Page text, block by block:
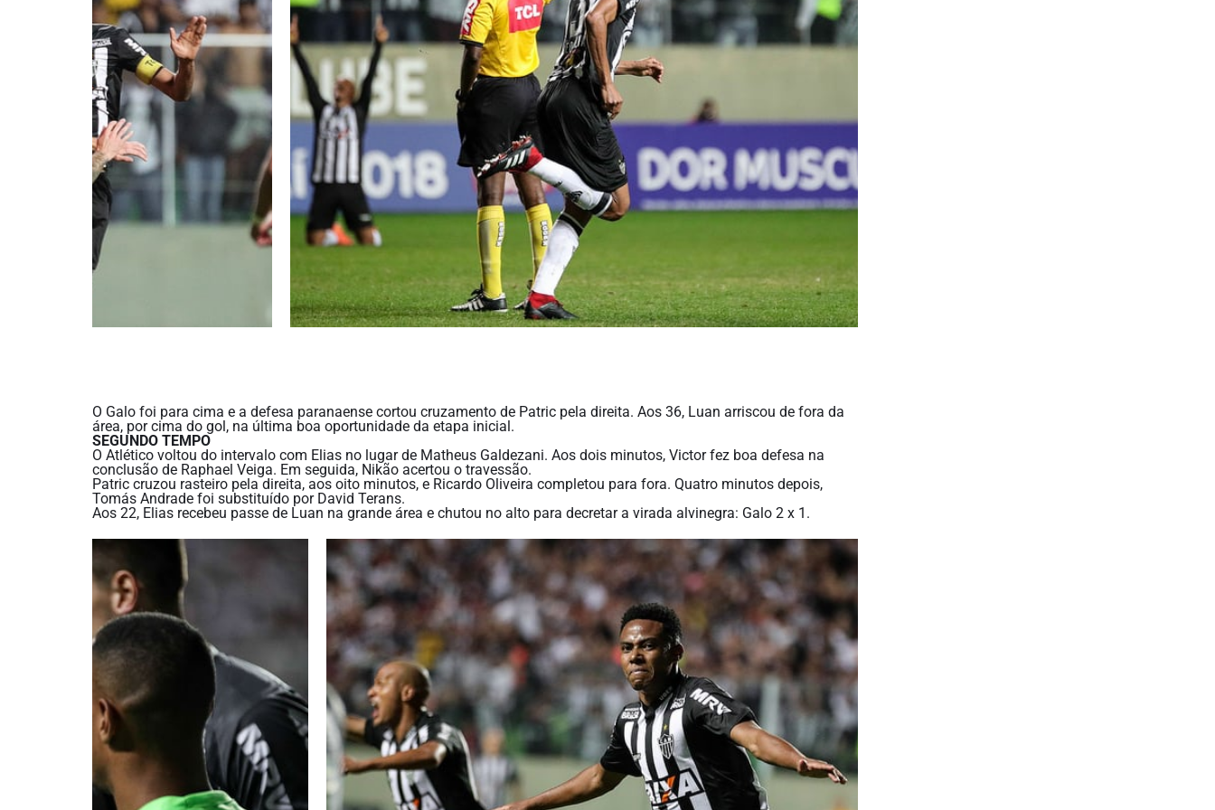
O Galo foi para cima e a defesa paranaense cortou cruzamento de Patric pela direita. Aos 36, Luan arriscou de fora da
área, por cima do gol, na última boa oportunidade da etapa inicial.
SEGUNDO TEMPO
O Atlético voltou do intervalo com Elias no lugar de Matheus Galdezani. Aos dois minutos, Victor fez boa defesa na
conclusão de Raphael Veiga. Em seguida, Nikão acertou o travessão.
Patric cruzou rasteiro pela direita, aos oito minutos, e Ricardo Oliveira completou para fora. Quatro minutos depois,
Tomás Andrade foi substituído por David Terans.
Aos 22, Elias recebeu passe de Luan na grande área e chutou no alto para decretar a virada alvinegra: Galo 2 x 1.